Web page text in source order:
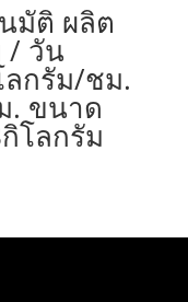
มัติ ผลิต
/ วัน
ลกรัม/ชม.
. ขนาด
โลกรัม